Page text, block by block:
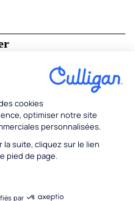
cookies
optimiser notre site
personnalisées.
suite, cliquez sur le lien
pied de page.
par
en ligneCGU
Politique des cookies
MédiationCodes promo
Culligan 2026